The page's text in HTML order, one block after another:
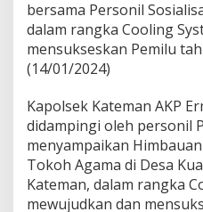
K
a
t
n
A
K
P
E
r
bersama Personil
dalam rangka Cooling
mensukseskan Pemilu
(14/01/2024)
Kapolsek Kateman AKP
didampingi oleh personil
menyampaikan
Tokoh Agama di Desa
Kateman, dalam rangka
mewujudkan dan